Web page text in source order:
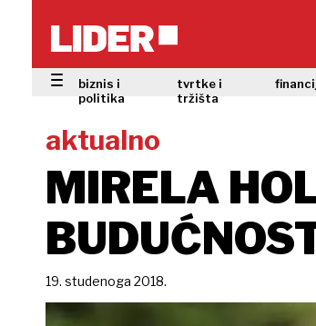
biznis i
politika
tvrtke i
tržišta
aktualno
MIRELA
19. studenoga 2018.